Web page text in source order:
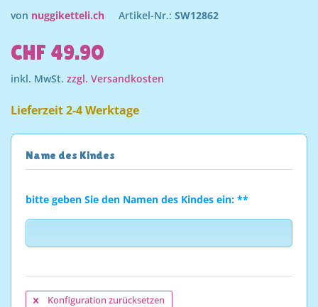
von nuggiketteli.ch Artikel-Nr.: SW12862
CHF 49.90
inkl. MwSt. zzgl. Versandkosten
Lieferzeit 2-4 Werktage
Name des Kindes
bitte geben Sie den Namen des Kindes ein: **
Konfiguration zurücksetzen